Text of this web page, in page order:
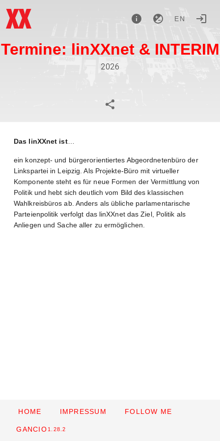
EN
Termine: linXXnet & INTERIM
2026
Das linXXnet ist…
ein konzept- und bürgerorientiertes Abgeordnetenbüro der
Linkspartei in Leipzig. Als Projekte-Büro mit virtueller
Komponente steht es für neue Formen der Vermittlung von
Politik und hebt sich deutlich vom Bild des klassischen
Wahlkreisbüros ab. Anders als übliche parlamentarische
Parteienpolitik verfolgt das linXXnet das Ziel, Politik als
Anliegen und Sache aller zu ermöglichen.
HOME IMPRESSUM FOLLOW ME
GANCIO 1.28.2